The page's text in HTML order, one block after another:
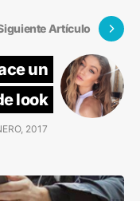
Artículo
un
look
2017